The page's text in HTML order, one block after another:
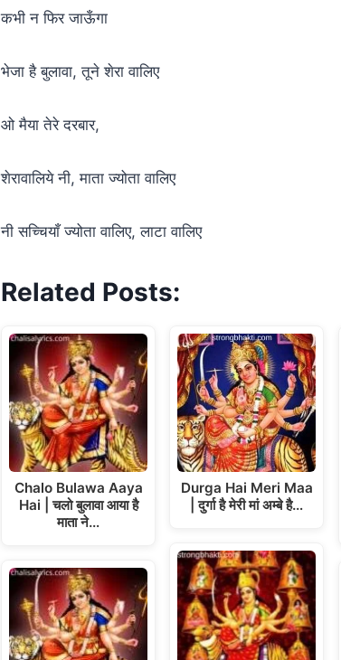
कभी न फिर जाऊँगा
भेजा है बुलावा, तूने शेरा वालिए
ओ मैया तेरे दरबार,
शेरावालिये नी, माता ज्योता वालिए
नी सच्चियाँ ज्योता वालिए, लाटा वालिए
Related Posts:
Chalo Bulawa Aaya
Hai | चलो बुलावा आया है
माता ने…
Durga Hai Meri Maa
| दुर्गा है मेरी मां अम्बे है…